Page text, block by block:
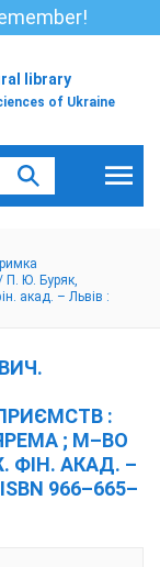
library
of Ukraine
П. Ю. Буряк,
акад. – Львів :
:
; М–ВО
ФІН. АКАД. –
966–665–